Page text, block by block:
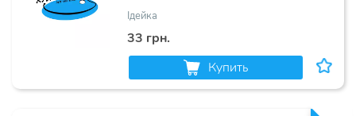
Ідейка
33 грн.
Купить